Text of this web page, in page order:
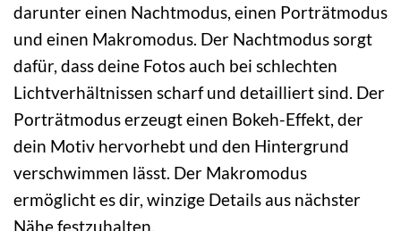
darunter einen Nachtmodus, einen Porträtmodus
und einen Makromodus. Der Nachtmodus sorgt
dafür, dass deine Fotos auch bei schlechten
Lichtverhältnissen scharf und detailliert sind. Der
Porträtmodus erzeugt einen Bokeh-Effekt, der
dein Motiv hervorhebt und den Hintergrund
verschwimmen lässt. Der Makromodus
ermöglicht es dir, winzige Details aus nächster
Nähe festzuhalten.